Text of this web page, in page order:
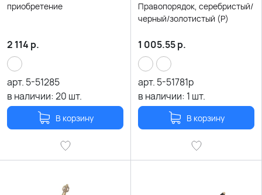
приобретение
2 114 р.
арт. 5-51285
в наличии:20 шт.
В корзину
Правопорядок, серебристый/
черный/золотистый (Р)
1 005.55р.
арт. 5-51781p
в наличии: 1 шт.
В корзину